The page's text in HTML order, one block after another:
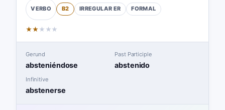
VERBO B2 IRREGULAR ER FORMAL
★★ ★ ★ ★
Gerund
absteniéndose
Past Participle
abstenido
Infinitive
abstenerse